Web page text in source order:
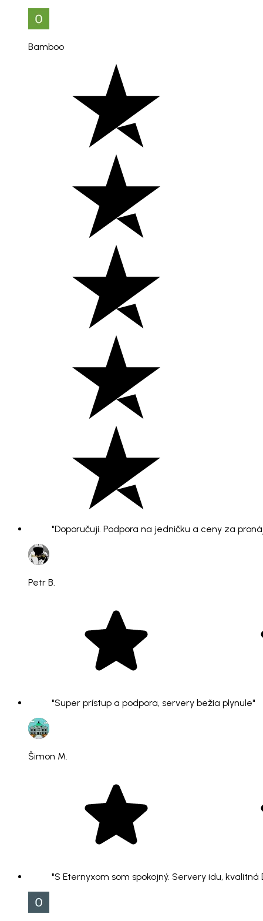
Bamboo
"Doporučuji. Podpora na jedničku a ceny za
Petr B.
"Super prístup a podpora, servery bežia plynule"
Šimon M.
"S Eternyxom som spokojný. Servery idu,